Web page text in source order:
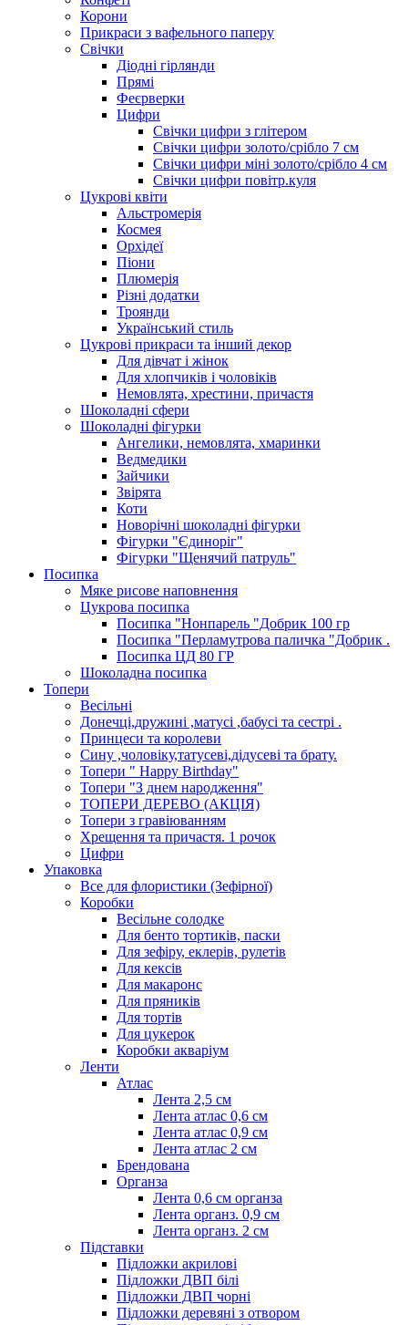
Корони
Прикраси з вафельного паперу
Свічки
Діодні гірлянди
Прямі
Феєрверки
Цифри
Свічки цифри з глітером
Свічки цифри золото/срібло 7 см
Свічки цифри міні золото/срібло 4 см
Свічки цифри повітр.куля
Цукрові квіти
Альстромерія
Космея
Орхідеї
Піони
Плюмерія
Різні додатки
Троянди
Український стиль
Цукрові прикраси та інший декор
Для дівчат і жінок
Для хлопчиків і чоловіків
Немовлята, хрестини, причастя
Шоколадні сфери
Шоколадні фігурки
Ангелики, немовлята, хмаринки
Ведмедики
Зайчики
Звірята
Коти
Новорічні шоколадні фігурки
Фігурки "Єдиноріг"
Фігурки "Щенячий патруль"
Посипка
Мяке рисове наповнення
Цукрова посипка
Посипка "Нонпарель "Добрик 100 гр
Посипка "Перламутрова паличка "Добрик .
Посипка ЦД 80 ГР
Шоколадна посипка
Топери
Весільні
Донечці,дружині ,матусі ,бабусі та сестрі .
Принцеси та королеви
Сину ,чоловіку,татусеві,дідусеві та брату.
Топери " Happy Birthday"
Топери "З днем народження"
ТОПЕРИ ДЕРЕВО (АКЦІЯ)
Топери з гравіюванням
Хрещення та причастя. 1 рочок
Цифри
Упаковка
Все для флористики (Зефірної)
Коробки
Весільне солодке
Для бенто тортиків, паски
Для зефіру, еклерів, рулетів
Для кексів
Для макаронс
Для пряників
Для тортів
Для цукерок
Коробки акваріум
Ленти
Атлас
Лента 2,5 см
Лента атлас 0,6 см
Лента атлас 0,9 см
Лента атлас 2 см
Брендована
Органза
Лента 0,6 см органза
Лента органз. 0,9 см
Лента органз. 2 см
Підставки
Підложки акрилові
Підложки ДВП білі
Підложки ДВП чорні
Підложки деревяні з отвором